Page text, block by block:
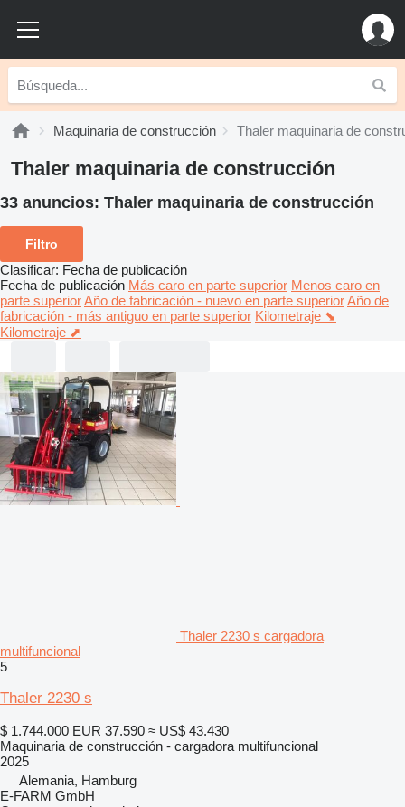
Maquinaria de construcción Thaler maquinaria de
Thaler maquinaria de construcción
33 anuncios: Thaler maquinaria de construcción
Filtro
Clasificar: Fecha de publicación
Fecha de publicación Más caro en parte superior Menos caro en
parte superiorAño de fabricación - nuevo en parte superiorAño de
fabricación - más antiguo en parte superior Kilometraje ⬊
Kilometraje ⬈
Thaler 2230 s cargadora
multifuncional
5
Thaler 2230 s
$ 1.744.000 EUR 37.590 ≈ US$ 43.430
Maquinaria de construcción - cargadora multifuncional
2025
Alemania, Hamburg
E-FARM GmbH